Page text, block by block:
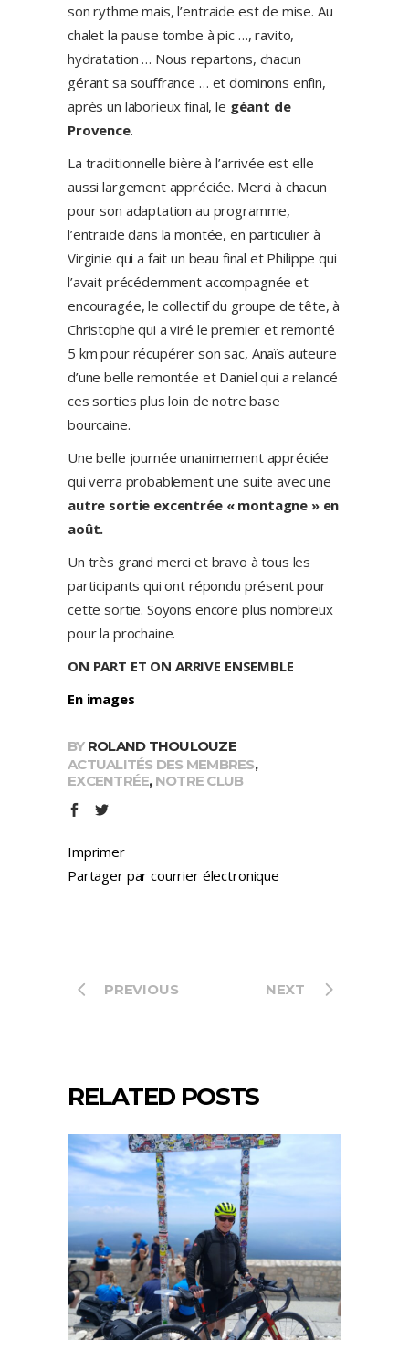
son rythme mais, l’entraide est de mise. Au
chalet la pause tombe à pic …, ravito,
hydratation … Nous repartons, chacun
gérant sa souffrance … et dominons enfin,
après un laborieux final, le géant de
Provence.
La traditionnelle bière à l’arrivée est elle
aussi largement appréciée. Merci à chacun
pour son adaptation au programme,
l’entraide dans la montée, en particulier à
Virginie qui a fait un beau final et Philippe qui
l’avait précédemment accompagnée et
encouragée, le collectif du groupe de tête, à
Christophe qui a viré le premier et remonté
5 km pour récupérer son sac, Anaïs auteure
d’une belle remontée et Daniel qui a relancé
ces sorties plus loin de notre base
bourcaine.
Une belle journée unanimement appréciée
qui verra probablement une suite avec une
autre sortie excentrée « montagne » en
août.
Un très grand merci et bravo à tous les
participants qui ont répondu présent pour
cette sortie. Soyons encore plus nombreux
pour la prochaine.
ON PART ET ON ARRIVE ENSEMBLE
En images
BY ROLAND THOULOUZE
ACTUALITÉS DES MEMBRES,
EXCENTRÉE, NOTRE CLUB
Imprimer
Partager par courrier électronique
PREVIOUS NEXT
RELATED POSTS